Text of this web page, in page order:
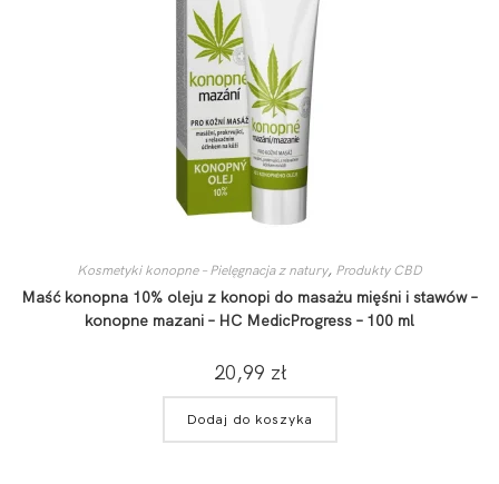
Kosmetyki konopne – Pielęgnacja z natury, Produkty CBD
Maść konopna 10% oleju z konopi do masażu mięśni i stawów –
konopne mazani – HC MedicProgress – 100 ml
20,99 zł
Dodaj do koszyka